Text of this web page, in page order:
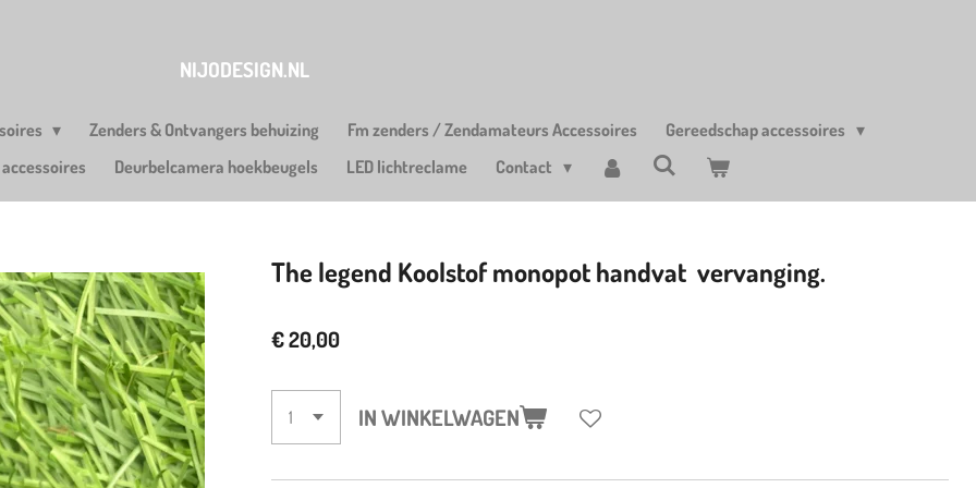
NIJODESIGN.NL
Zenders & Ontvangers behuizing Fm zenders / Zendamateurs Accessoires
Gereedschap accessoires
Deurbelcamera hoekbeugels LED lichtreclame Contact
The legend Koolstof monopot handvat vervanging.
€ 20,00
IN WINKELWAGEN